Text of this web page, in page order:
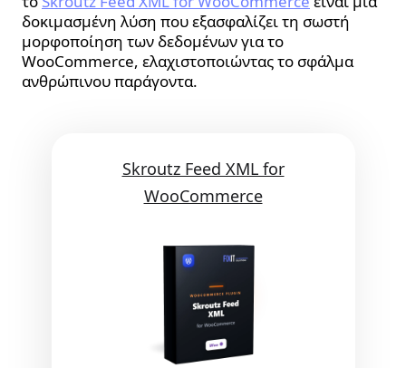
δοκιμασμένη λύση που εξασφαλίζει τη σωστή
μορφοποίηση των δεδομένων για το
WooCommerce, ελαχιστοποιώντας το σφάλμα
ανθρώπινου παράγοντα.
Skroutz Feed XML for
WooCommerce